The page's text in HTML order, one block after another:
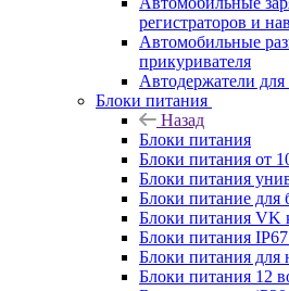
регистраторов и
Автомобильные
прикуривателя
Автодержатели
Блоки питания
Назад
Блоки питания
Блоки питания от
Блоки питания
Блоки питание для
Блоки питания VK
Блоки питания
Блоки питания для
Блоки питания 12